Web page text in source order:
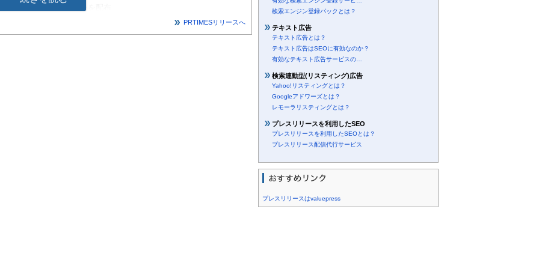
／2024円OFFクーポンを配布
＼2024年初売り新春セール／で使える「クーポン」を配
PRTIMESリリースへ
検索エンジン登録パックとは？
テキスト広告
テキスト広告とは？
テキスト広告はSEOに有効なのか？
有効なテキスト広告サービスの…
検索連動型(リスティング)広告
Yahoo!リスティングとは？
Googleアドワーズとは？
レモーラリスティングとは？
プレスリリースを利用したSEO
プレスリリースを利用したSEOとは？
プレスリリース配信代行サービス
プレスリリースはvaluepress